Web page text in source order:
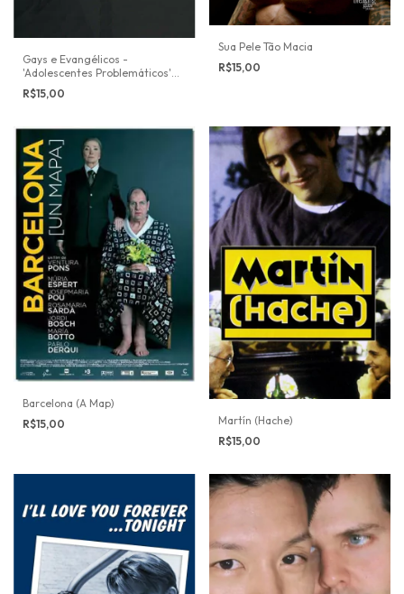
Gays e Evangélicos -
'Adolescentes Problemáticos'
em Acampamentos de Reforma
Cristã
R$15,00
Sua Pele Tão Macia
R$15,00
Barcelona (A Map)
R$15,00
Martín (Hache)
R$15,00